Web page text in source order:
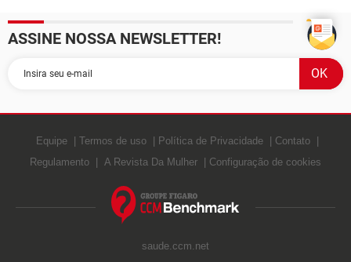
ASSINE NOSSA NEWSLETTER!
Equipe Termos de uso Política de Privacidade
Contato
Regulamento
A Revista Da Mulher Configuração de cookies
saude.ccm.net